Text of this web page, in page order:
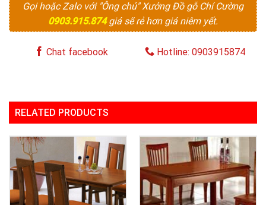
Gọi hoặc Zalo với "Ông chủ" Xưởng Đồ gỗ Chí Cường
0903.915.874giá sẽ rẻ hơn giá niêm yết.
Chat facebook Hotline: 0903915874
RELATED PRODUCTS